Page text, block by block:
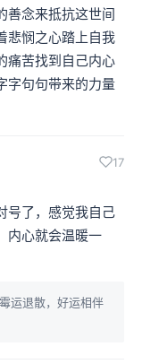
善念来抵抗这世间
悲悯之心踏上自我
痛苦找到自己内心
字句句带来的力量
17
号了，感觉我自己
内心就会温暖一
运退散，好运相伴